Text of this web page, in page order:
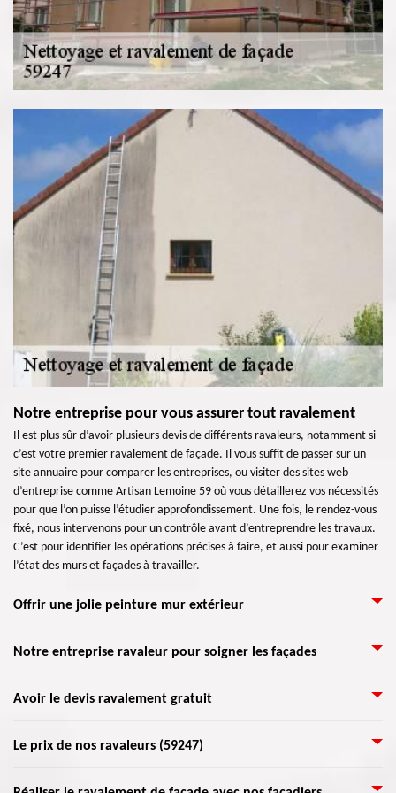
Notre entreprise pour vous assurer tout ravalement
Il est plus sûr d’avoir plusieurs devis de différents ravaleurs, notamment si
c’est votre premier ravalement de façade. Il vous suffit de passer sur un
site annuaire pour comparer les entreprises, ou visiter des sites web
d’entreprise comme Artisan Lemoine 59 où vous détaillerez vos nécessités
pour que l’on puisse l’étudier approfondissement. Une fois, le rendez-vous
fixé, nous intervenons pour un contrôle avant d’entreprendre les travaux.
C’est pour identifier les opérations précises à faire, et aussi pour examiner
l’état des murs et façades à travailler.
Offrir une jolie peinture mur extérieur
Vous pouvez nous appeler pour peindre vos murs extérieurs. Nos artisans
tout le nettoyage du champ des murs. Effectivement, elle doit être
peut recevoir la peinture sans problème, car la surface n’est plus
Notre entreprise ravaleur pour soigner les façades
Nos artisans sont en mesure de bien s’occuper de tous types de façade. Ils
59247. Artisan Lemoine 59 est expérimenté dans la rénovation de façades.
de bois à utiliser pour une façade peinte ou pas. Contactez-nous par le
Avoir le devis ravalement gratuit
Si la façade subit des dégâts dus à plusieurs coups extérieurs, il faut penser
Le prix de nos ravaleurs (59247)
Le ravalement consiste à rénover la façade et les murs extérieurs d’un